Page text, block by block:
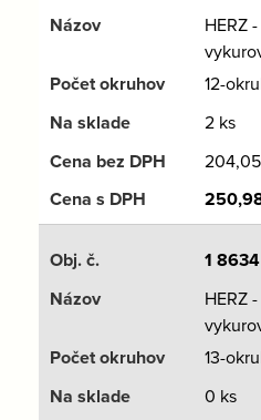
HERZ
12-
2 ks
204,05
1
HERZ
13-
0 ks